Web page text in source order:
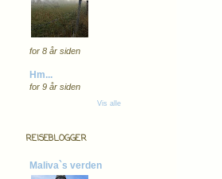
for 8 år siden
Hm...
for 9 år siden
Vis alle
REISEBLOGGER
Maliva`s verden